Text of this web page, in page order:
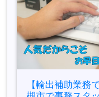
【輸出補助業務